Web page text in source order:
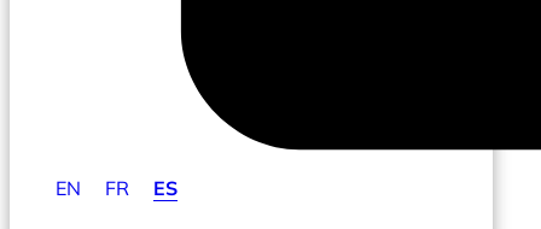
EN FR ES